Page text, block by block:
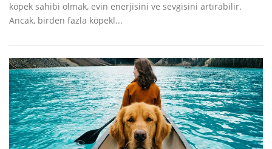
köpek sahibi olmak, evin enerjisini ve sevgisini artırabilir.
Ancak, birden fazla köpekl...